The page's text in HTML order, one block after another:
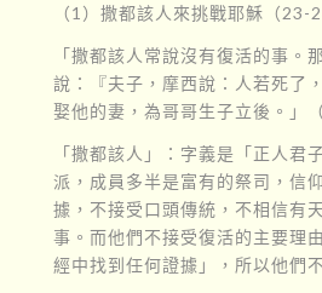
（1）撒都該人來挑戰耶穌（23-
「撒都該人常說沒有復活的事。
說：『夫子，摩西說：人若死了
娶他的妻，為哥哥生子立後。」
「撒都該人」：字義是「正人君
派，成員多半是富有的祭司，信
據，不接受口頭傳統，不相信有
事。而他們不接受復活的主要理
經中找到任何證據」，所以他們